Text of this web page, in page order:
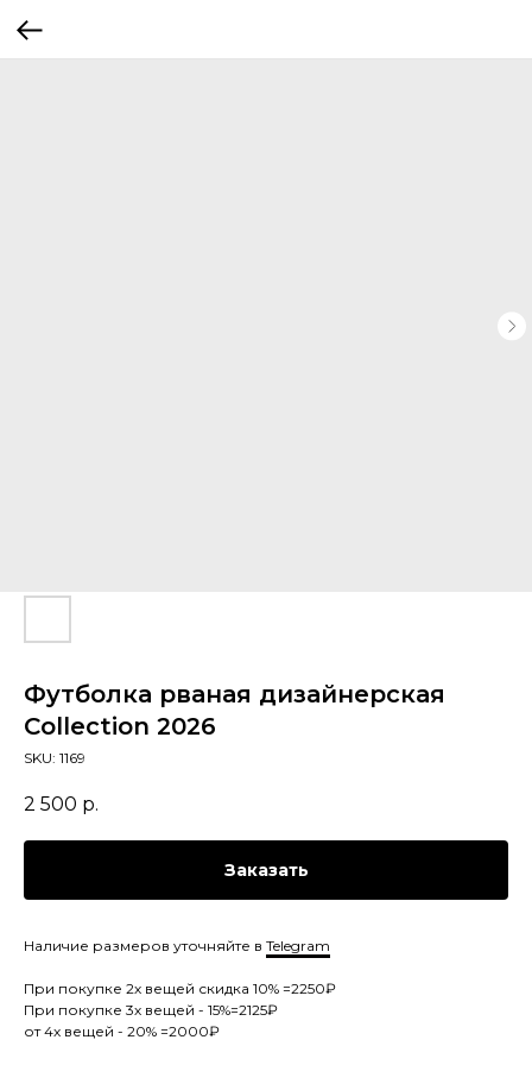
Футболка рваная дизайнерская
Collection 2026
SKU: 1169
2 500 р.
Заказать
Наличие размеров уточняйте в Telegram
При покупке 2х вещей скидка 10% =2250₽
При покупке 3х вещей - 15%=2125₽
от 4х вещей - 20% =2000₽